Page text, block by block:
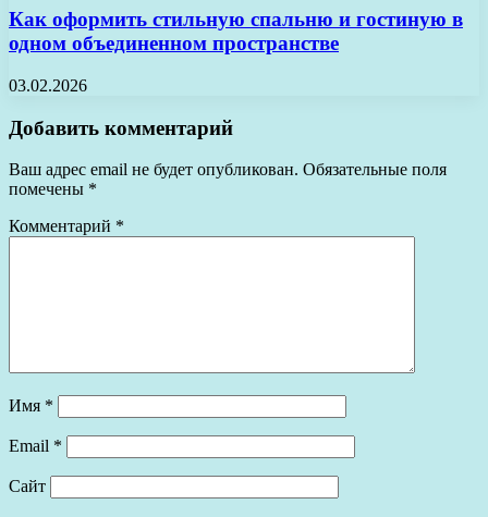
Как оформить стильную спальню и гостиную в
одном объединенном пространстве
03.02.2026
Добавить комментарий
Ваш адрес email не будет опубликован. Обязательные поля
помечены *
Комментарий *
Имя *
Email *
Сайт